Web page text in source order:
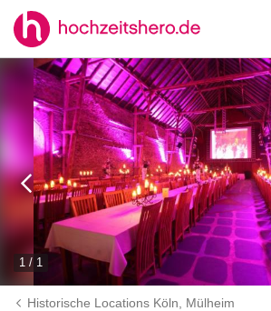
1 / 1
Historische Locations Köln, Mülheim